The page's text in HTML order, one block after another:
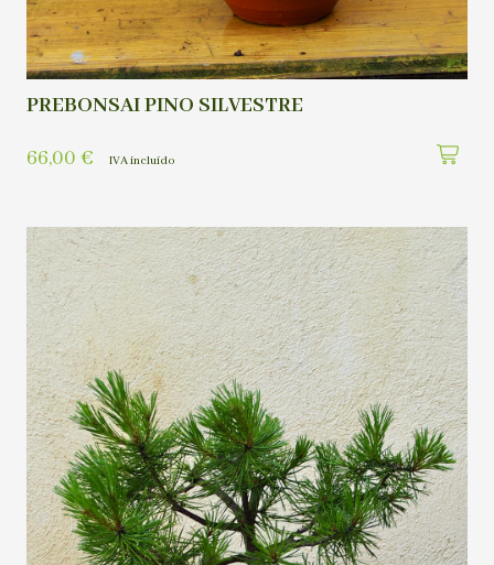
PREBONSAI PINO SILVESTRE
66,00 € IVA incluído